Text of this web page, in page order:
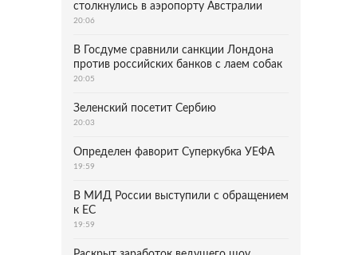
столкнулись в аэропорту Австралии
20:06
В Госдуме сравнили санкции Лондона
против российских банков с лаем собак
20:05
Зеленский посетит Сербию
20:03
Определен фаворит Суперкубка УЕФА
19:59
В МИД России выступили с обращением
к ЕС
19:59